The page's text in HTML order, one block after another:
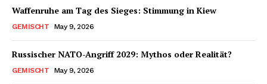
Waffenruhe am Tag des Sieges: Stimmung in Kiew
GEMISCHT May 9, 2026
Russischer NATO-Angriff 2029: Mythos oder Realität?
GEMISCHT May 9, 2026